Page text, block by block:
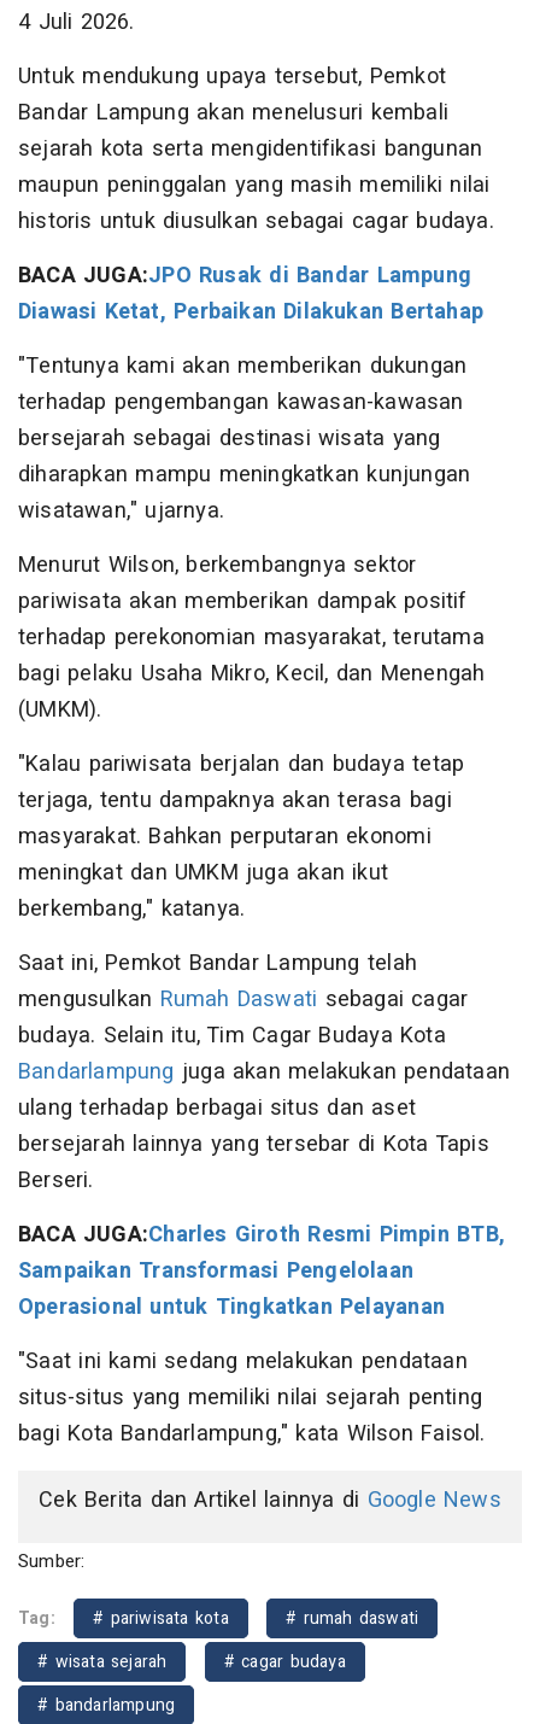
4 Juli 2026.
Untuk mendukung upaya tersebut, Pemkot
Bandar Lampung akan menelusuri kembali
sejarah kota serta mengidentifikasi bangunan
maupun peninggalan yang masih memiliki nilai
historis untuk diusulkan sebagai cagar budaya.
BACA JUGA:JPO Rusak di Bandar Lampung
Diawasi Ketat, Perbaikan Dilakukan Bertahap
"Tentunya kami akan memberikan dukungan
terhadap pengembangan kawasan-kawasan
bersejarah sebagai destinasi wisata yang
diharapkan mampu meningkatkan kunjungan
wisatawan," ujarnya.
Menurut Wilson, berkembangnya sektor
pariwisata akan memberikan dampak positif
terhadap perekonomian masyarakat, terutama
bagi pelaku Usaha Mikro, Kecil, dan Menengah
(UMKM).
"Kalau pariwisata berjalan dan budaya tetap
terjaga, tentu dampaknya akan terasa bagi
masyarakat. Bahkan perputaran ekonomi
meningkat dan UMKM juga akan ikut
berkembang," katanya.
Saat ini, Pemkot Bandar Lampung telah
mengusulkan Rumah Daswati sebagai cagar
budaya. Selain itu, Tim Cagar Budaya Kota
Bandarlampung juga akan melakukan pendataan
ulang terhadap berbagai situs dan aset
bersejarah lainnya yang tersebar di Kota Tapis
Berseri.
BACA JUGA:Charles Giroth Resmi Pimpin BTB,
Sampaikan Transformasi Pengelolaan
Operasional untuk Tingkatkan Pelayanan
"Saat ini kami sedang melakukan pendataan
situs-situs yang memiliki nilai sejarah penting
bagi Kota Bandarlampung," kata Wilson Faisol.
Cek Berita dan Artikel lainnya di Google News
Sumber:
Tag: # pariwisata kota
# rumah daswati
# wisata sejarah
# cagar budaya
# bandarlampung